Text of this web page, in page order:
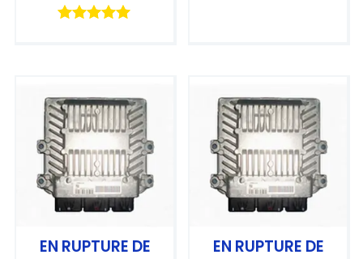
EN RUPTURE DE
EN RUPTURE DE